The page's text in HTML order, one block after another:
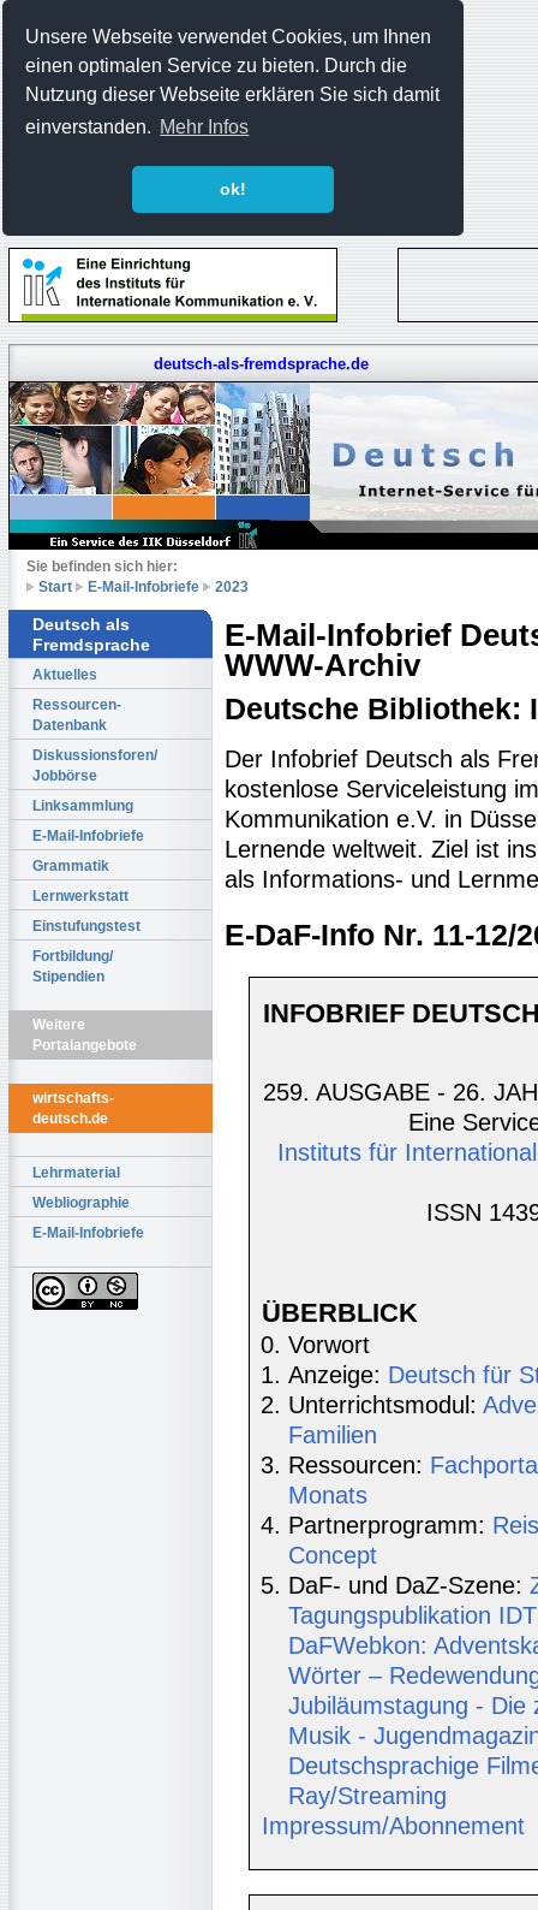
Unsere Webseite verwendet Cookies, um Ihnen
einen optimalen Service zu bieten. Durch die
Nutzung dieser Webseite erklären Sie sich damit
einverstanden. Mehr Infos
ok!
deutsch-als-fremdsprache.de
Sie befinden sich hier:
Start
E-Mail-Infobriefe 2023
Deutsch als
Fremdsprache
Aktuelles
Ressourcen-
Datenbank
Diskussionsforen/
Jobbörse
Linksammlung
E-Mail-Infobriefe
Grammatik
Lernwerkstatt
Einstufungstest
Fortbildung/
Stipendien
Weitere
Portalangebote
wirtschafts-
deutsch.de
Lehrmaterial
Webliographie
E-Mail-Infobriefe
E-Mail-Infobrief
WWW-Archiv
Deutsche Bibliothek:
Der Infobrief Deutsch als
kostenlose Serviceleistung
Kommunikation e.V. in
Lernende weltweit. Ziel ist
als Informations- und
E-DaF-Info Nr. 11-12/
INFOBRIEF
259. AUSGABE - 26.
Eine
Instituts für
ISSN
ÜBERBLICK
Vorwort
Anzeige: Deutsch für
Unterrichtsmodul:
Familien
Ressourcen:
Monats
Partnerprogramm:
Concept
DaF- und DaZ-Szene:
Tagungspublikation
DaFWebkon:
Wörter –
Jubiläumstagung - Die
Musik -
Deutschsprachige
Ray/Streaming
Impressum/Abonnement